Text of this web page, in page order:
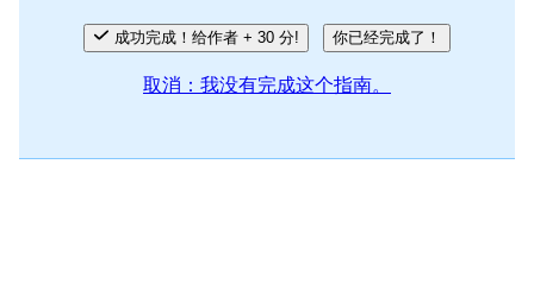
成功完成！给作者 + 30 分! 你已经完成了！
取消：我没有完成这个指南。